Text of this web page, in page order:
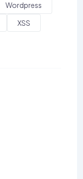
Wordpress
XSS